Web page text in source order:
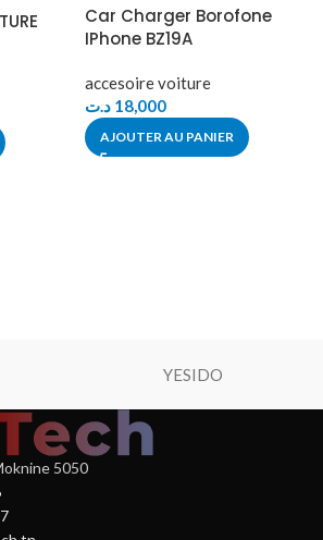
Car Charger Borofone
IPhone BZ19A
accesoire voiture
18,000 د.ت
AJOUTER AU PANIER
YESIDO
5050